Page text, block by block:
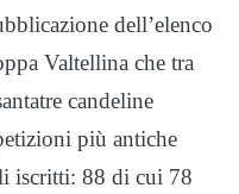
dell’elenco
Valtellina che tra
candeline
più antiche
iscritti: 88 di cui 78